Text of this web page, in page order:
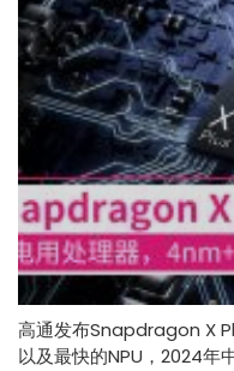
高通发布Snapdragon X
以及最快的NPU，2024年